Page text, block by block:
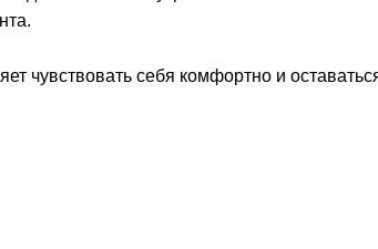
чувствовать себя комфортно и